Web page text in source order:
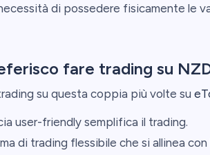
di possedere fisicamente le
fare trading su
su questa coppia più volte su
user-friendly semplifica il trading.
di trading flessibile che si allinea